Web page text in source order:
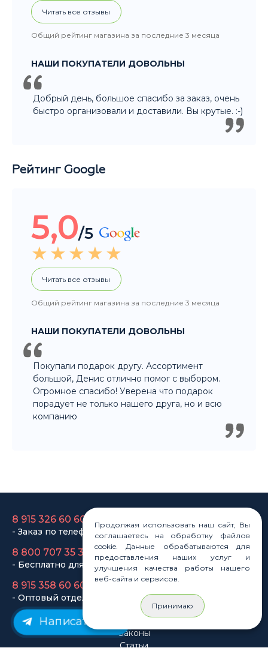
быстро организовали и доставили. Вы крутые. :-)
Рейтинг Google
5,0
Читать все отзывы
НАШИ ПОКУПАТЕЛИ ДОВОЛЬНЫ
Покупали подарок другу. Ассортимент
большой, Денис отлично помог с выбором.
Огромное спасибо! Уверена что подарок
порадует не только нашего друга, но и всю
8 915 326 60 60
- Оптовый отдел
Законы
Статьи
Новости
Карта сайта
Написать нам
Продолжая использовать наш сайт, Вы
соглашаетесь на обработку файлов
cookie. Данные обрабатываются для
предоставления наших услуг и
улучшения качества работы нашего
веб-сайта и сервисов.
Принимаю